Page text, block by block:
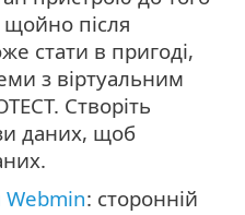
щойно після
стати в пригоді,
з віртуальним
Створіть
даних, щоб
Webmin: сторонній